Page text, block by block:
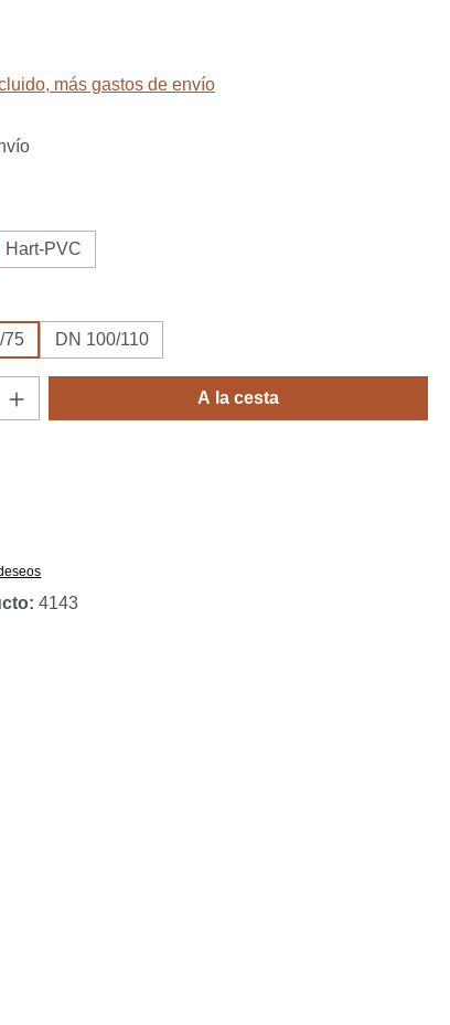
más gastos de envío
Hart-PVC
75 DN 100/110
producto: introduce la cantidad
A la cesta
4143